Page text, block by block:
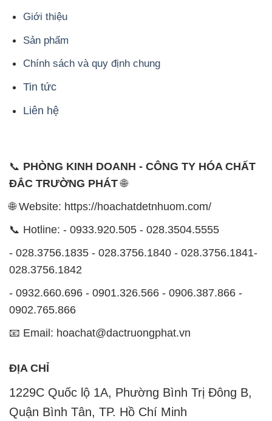
Giới thiệu
Sản phẩm
Chính sách và quy định chung
Tin tức
Liên hệ
📞 PHÒNG KINH DOANH - CÔNG TY HÓA CHẤT
ĐẮC TRƯỜNG PHÁT🌐
🌐 Website: https://hoachatdetnhuom.com/
📞 Hotline: - 0933.920.505 - 028.3504.5555
- 028.3756.1835 - 028.3756.1840 - 028.3756.1841-
028.3756.1842
- 0932.660.696 - 0901.326.566 - 0906.387.866 -
0902.765.866
📧 Email: hoachat@dactruongphat.vn
ĐỊA CHỈ
1229C Quốc lộ 1A, Phường Bình Trị Đông B,
Quận Bình Tân, TP. Hồ Chí Minh